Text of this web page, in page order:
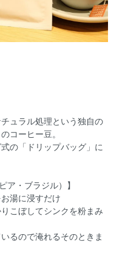
ュラル処理という独自の
コーヒー豆。
の「ドリップバッグ」に
ア・ブラジル）】
湯に浸すだけ
こぼしてシンクを粉まみ
るので淹れるそのときま